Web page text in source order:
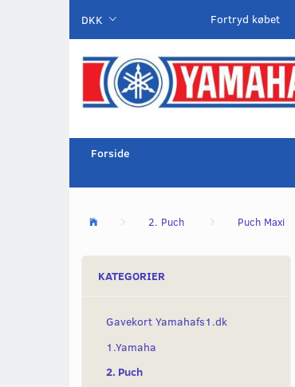
DKK Fortryd købet
Forside
2. Puch Puch Maxi
KATEGORIER
Gavekort Yamahafs1.dk
1.Yamaha
2. Puch